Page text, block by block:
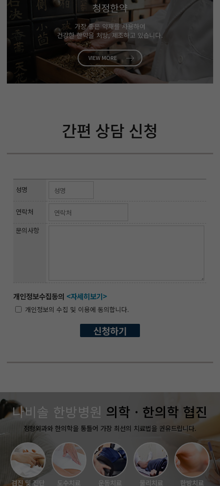
청정한약
가장 좋은 약재를 사용하여
건강한 한약을 처방, 제조하고 있습니다.
VIEW MORE
간편 상담 신청
성명
연락처
문의사항
개인정보수집동의 <자세히보기>
개인정보의 수집 및 이용에 동의합니다.
나비솔 한방병원 의학 · 한의학 협진
정형외과와 한의학을 통틀어 가장 최선의 치료법을 권유드립니다.
검진 및 진단 도수치료 운동치료 물리치료 한방치료